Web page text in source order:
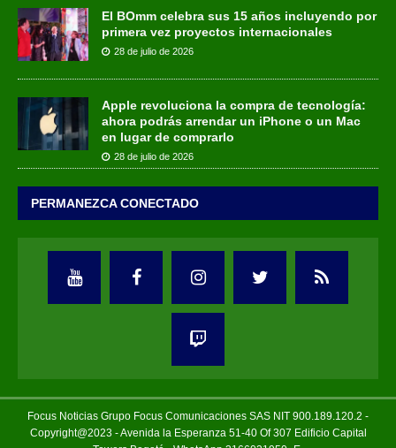
El BOmm celebra sus 15 años incluyendo por
primera vez proyectos internacionales
28 de julio de 2026
Apple revoluciona la compra de tecnología:
ahora podrás arrendar un iPhone o un Mac
en lugar de comprarlo
28 de julio de 2026
PERMANEZCA CONECTADO
Focus Noticias Grupo Focus Comunicaciones SAS NIT 900.189.120.2 -
Copyright@2023 - Avenida la Esperanza 51-40 Of 307 Edificio Capital